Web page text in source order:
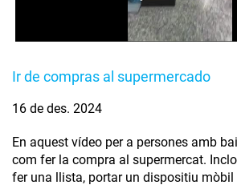
Ir de compras al supermercado
16 de des. 2024
En aquest vídeo per a persones amb
com fer la compra al supermercat.
fer una llista, portar un dispositiu mòbil